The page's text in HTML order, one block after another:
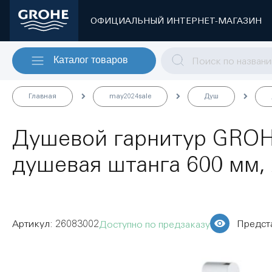
ОФИЦИАЛЬНЫЙ ИНТЕРНЕТ-МАГАЗИН
Каталог товаров
Главная may2024sale Душ
Душевой гарнитур
душевая штанга 600 мм,
Доступно по предзаказу
26083002